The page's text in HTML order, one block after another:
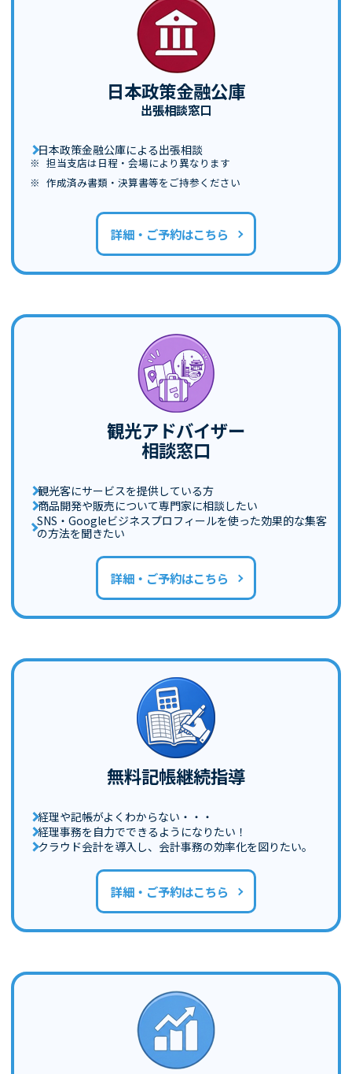
日本政策金融公庫
出張相談窓口
日本政策金融公庫による出張相談
担当支店は日程・会場により異なります
作成済み書類・決算書等をご持参ください
詳細・ご予約はこちら
観光アドバイザー
相談窓口
観光客にサービスを提供している方
商品開発や販売について専門家に相談したい
SNS・Googleビジネスプロフィールを使った効果的な集客
の方法を聞きたい
詳細・ご予約はこちら
無料記帳継続指導
経理や記帳がよくわからない・・・
経理事務を自力でできるようになりたい！
クラウド会計を導入し、会計事務の効率化を図りたい。
詳細・ご予約はこちら